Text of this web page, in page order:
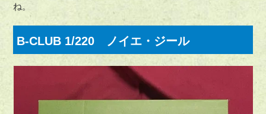
ね。
B-CLUB 1/220 ノイエ・ジール